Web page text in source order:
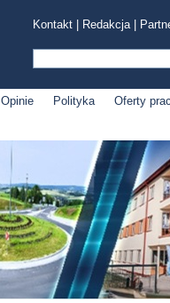
Kontakt Redakcja|
Opinie Polityka Oferty